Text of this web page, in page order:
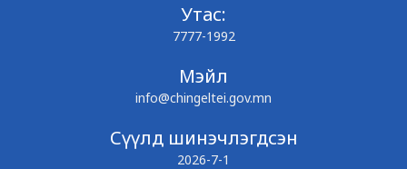
Утас:
7777-1992
Мэйл
info@chingeltei.gov.mn
Сүүлд шинэчлэгдсэн
2026-7-1